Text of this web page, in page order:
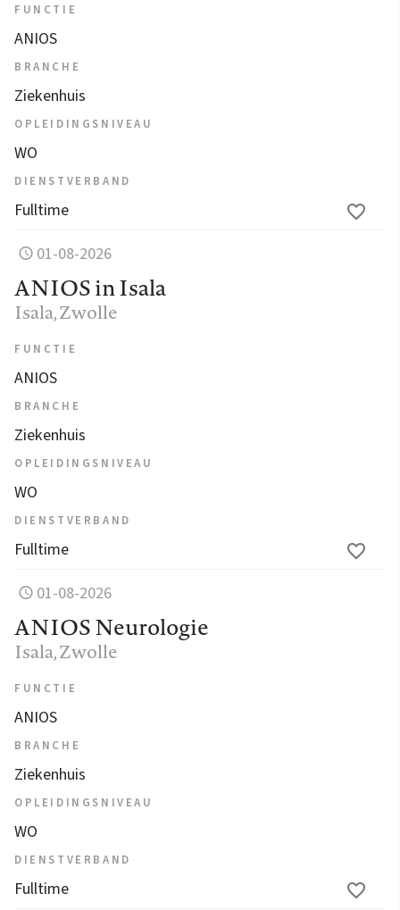
FUNCTIE
ANIOS
BRANCHE
Ziekenhuis
OPLEIDINGSNIVEAU
WO
DIENSTVERBAND
Fulltime
01-08-2026
ANIOS in Isala
Isala, Zwolle
FUNCTIE
ANIOS
BRANCHE
Ziekenhuis
OPLEIDINGSNIVEAU
WO
DIENSTVERBAND
Fulltime
01-08-2026
ANIOS Neurologie
Isala, Zwolle
FUNCTIE
ANIOS
BRANCHE
Ziekenhuis
OPLEIDINGSNIVEAU
WO
DIENSTVERBAND
Fulltime